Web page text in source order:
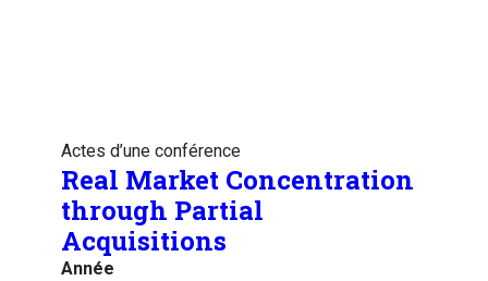
Actes d’une conférence
Real Market Concentration
through Partial
Acquisitions
Année